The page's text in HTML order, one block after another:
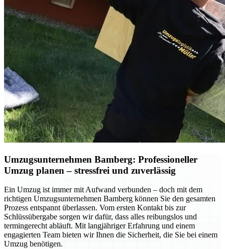
Umzugsunternehmen Bamberg: Professioneller
Umzug planen – stressfrei und zuverlässig
Ein Umzug ist immer mit Aufwand verbunden – doch mit dem
richtigen Umzugsunternehmen Bamberg können Sie den gesamten
Prozess entspannt überlassen. Vom ersten Kontakt bis zur
Schlüssübergabe sorgen wir dafür, dass alles reibungslos und
termingerecht abläuft. Mit langjähriger Erfahrung und einem
engagierten Team bieten wir Ihnen die Sicherheit, die Sie bei einem
Umzug benötigen.